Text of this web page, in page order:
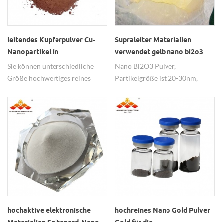
leitendes Kupferpulver Cu-
Nanopartikel in
unterschiedlicher Größe
Sie können unterschiedliche
Größe hochwertiges reines
kaufen.
Supraleiter Materialien
verwendet gelb nano bi2o3
Pulver
Nano Bi2O3 Pulver,
Partikelgröße ist 20-30nm,
weit verbreitet als Supraleiter
Materialien.
hochaktive elektronische
hochreines Nano Gold Pulver